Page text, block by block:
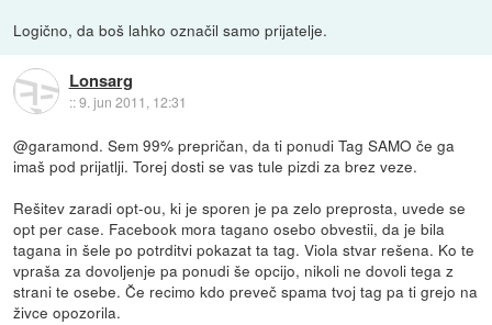
Logično, da boš lahko označil samo prijatelje.
Lonsarg
::9. jun 2011, 12:31
@garamond. Sem 99% prepričan, da ti ponudi Tag SAMO če ga
imaš pod prijatlji. Torej dosti se vas tule pizdi za brez veze.
Rešitev zaradi opt-ou, ki je sporen je pa zelo preprosta, uvede se
opt per case. Facebook mora tagano osebo obvestii, da je bila
tagana in šele po potrditvi pokazat ta tag. Viola stvar rešena. Ko te
vpraša za dovoljenje pa ponudi še opcijo, nikoli ne dovoli tega z
strani te osebe. Če recimo kdo preveč spama tvoj tag pa ti grejo na
živce opozorila.